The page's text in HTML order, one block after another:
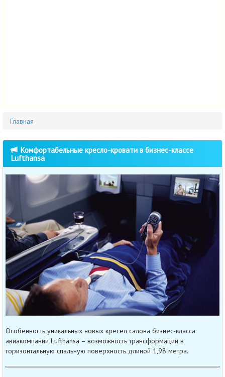
Главная
Комфортабельные кресло-кровати в бизнес-классе
Lufthansa
Особенность уникальных новых кресел салона бизнес-класса
авиакомпании Lufthansa – возможность трансформации в
горизонтальную спальную поверхность длиной 1,98 метра.